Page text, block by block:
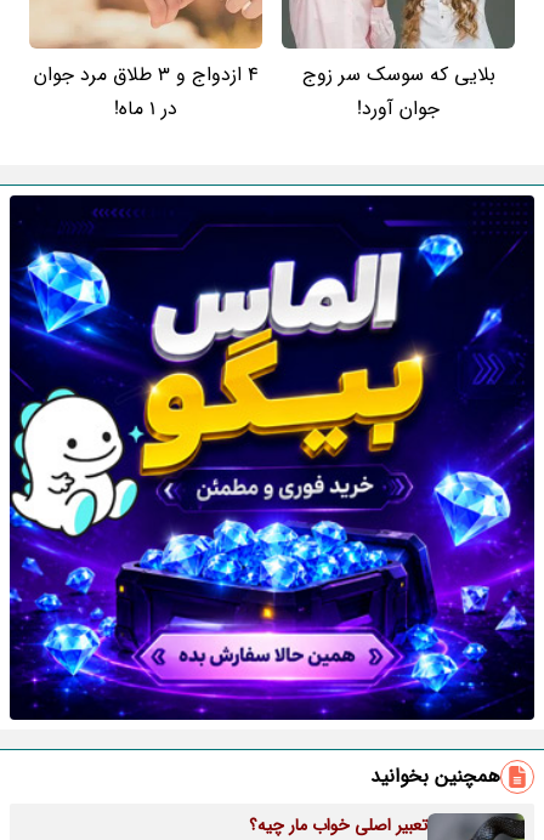
بلایی که سوسک سر زوج
جوان آورد!
4 ازدواج و 3 طلاق مرد جوان
در 1 ماه!
همچنین بخوانید
تعبیر اصلی خواب مار چیه؟